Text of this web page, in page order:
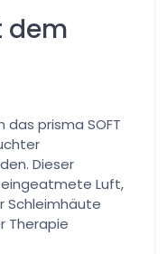
dem
prisma SOFT
Dieser
Luft,
Schleimhäute
Therapie